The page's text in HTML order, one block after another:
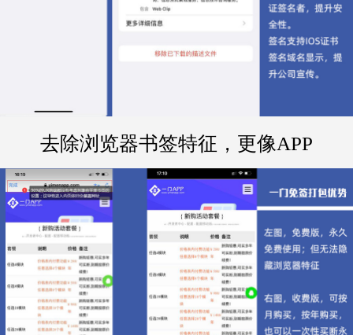
去除浏览器书签特征，更像APP